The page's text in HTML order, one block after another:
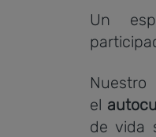
Un
el
de vida